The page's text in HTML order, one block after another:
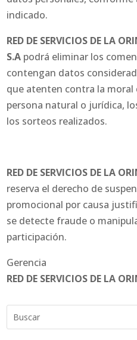
indicado.
RED DE SERVICIOS DE LA
S.A podrá eliminar los
contengan datos
que atenten contra la moral
persona natural o jurídica,
los sorteos realizados.
RED DE SERVICIOS DE LA
reserva el derecho de
promocional por causa
se detecte fraude o
participación.
Gerencia
RED DE SERVICIOS DE LA